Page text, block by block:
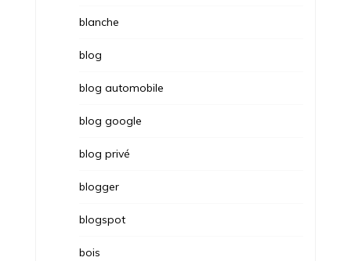
blanche
blog
blog automobile
blog google
blog privé
blogger
blogspot
bois